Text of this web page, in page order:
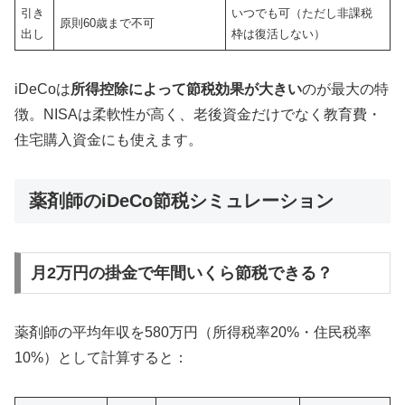
引き
出し
原則60歳まで不可
いつでも可（ただし非課税
枠は復活しない）
iDeCoは所得控除によって節税効果が大きいのが最大の特
徴。NISAは柔軟性が高く、老後資金だけでなく教育費・
住宅購入資金にも使えます。
薬剤師のiDeCo節税シミュレーション
月2万円の掛金で年間いくら節税できる？
薬剤師の平均年収を580万円（所得税率20%・住民税率
10%）として計算すると：